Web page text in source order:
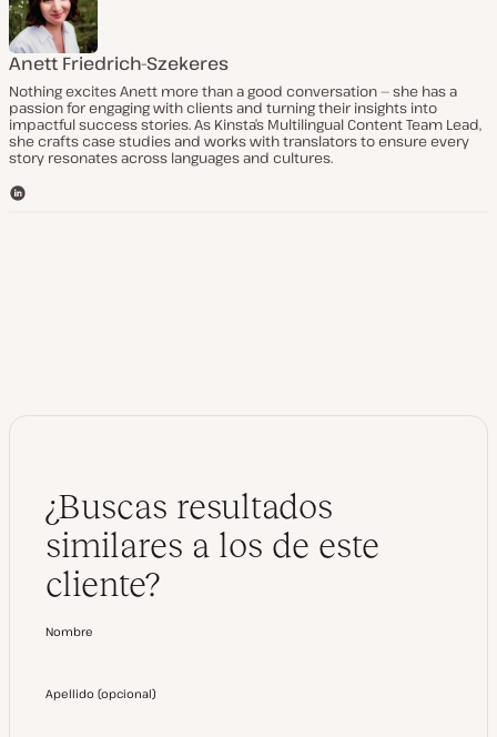
Anett Friedrich-Szekeres
Nothing excites Anett more than a good conversation — she has a
passion for engaging with clients and turning their insights into
impactful success stories. As Kinsta’s Multilingual Content Team Lead,
she crafts case studies and works with translators to ensure every
story resonates across languages and cultures.
L
¿Buscas resultados
similares a los de este
cliente?
Nombre
Apellido (opcional)